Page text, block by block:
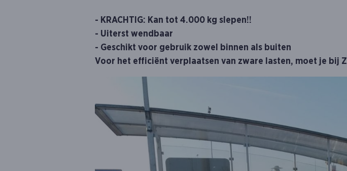
- KRACHTIG: Kan tot 4.000 kg slepen!!
- Uiterst wendbaar
- Geschikt voor gebruik zowel binnen als buiten
Voor het efficiënt verplaatsen van zware lasten, moet je bij